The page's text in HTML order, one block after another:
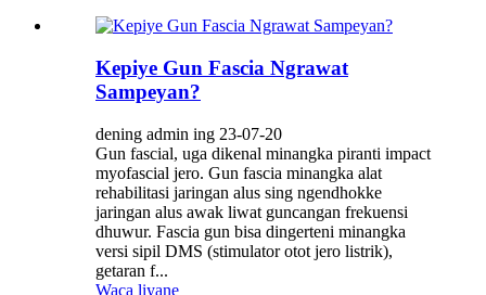
Kepiye Gun Fascia Ngrawat
Sampeyan?
dening admin ing 23-07-20
Gun fascial, uga dikenal minangka piranti impact
myofascial jero. Gun fascia minangka alat
rehabilitasi jaringan alus sing ngendhokke
jaringan alus awak liwat guncangan frekuensi
dhuwur. Fascia gun bisa dingerteni minangka
versi sipil DMS (stimulator otot jero listrik),
getaran f...
Waca liyane